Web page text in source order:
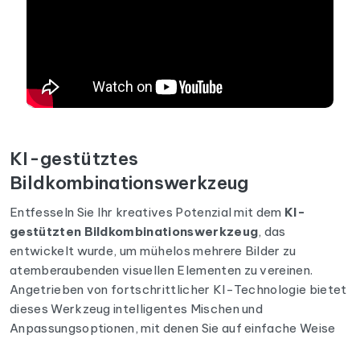
KI-gestütztes
Bildkombinationswerkzeug
Entfesseln Sie Ihr kreatives Potenzial mit dem KI-
gestützten Bildkombinationswerkzeug, das
entwickelt wurde, um mühelos mehrere Bilder zu
atemberaubenden visuellen Elementen zu vereinen.
Angetrieben von fortschrittlicher KI-Technologie bietet
dieses Werkzeug intelligentes Mischen und
Anpassungsoptionen, mit denen Sie auf einfache Weise